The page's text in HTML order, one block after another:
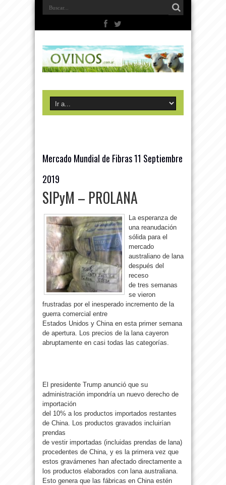
Mercado Mundial de Fibras 11 Septiembre
2019
SIPyM – PROLANA
La esperanza de
una reanudación
sólida para el
mercado
australiano de lana
después del
receso
de tres semanas
se vieron
frustradas por el inesperado incremento de la
guerra comercial entre
Estados Unidos y China en esta primer semana
de apertura. Los precios de la lana cayeron
abruptamente en casi todas las categorías.
El presidente Trump anunció que su
administración impondría un nuevo derecho de
importación
del 10% a los productos importados restantes
de China. Los productos gravados incluirían
prendas
de vestir importadas (incluidas prendas de lana)
procedentes de China, y es la primera vez que
estos gravámenes han afectado directamente a
los productos elaborados con lana australiana.
Esto genera que las fábricas en China estén